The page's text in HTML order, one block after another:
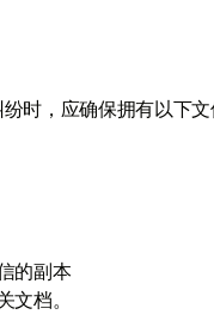
时，应确保拥有以下
的副本
档。